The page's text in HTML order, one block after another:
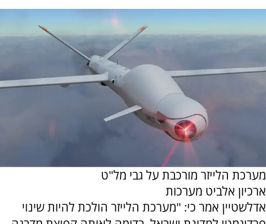
מערכת הלייזר מורכבת על גבי מל"ט
ארכיון אלביט מערכות
אדלשטיין אמר כי: "מערכת הלייזר הולכת להיות שינוי